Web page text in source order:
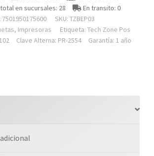
en sucursales: 28
En transito: 0
7501950175600
SKU: TZBEP03
, Impresoras Etiqueta: Tech Zone Pos
Clave Alterna: PR-2554 Garantía: 1 año